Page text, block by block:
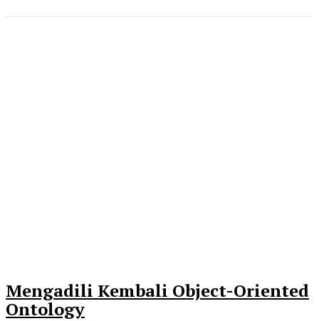
Mengadili Kembali Object-Oriented
Ontology